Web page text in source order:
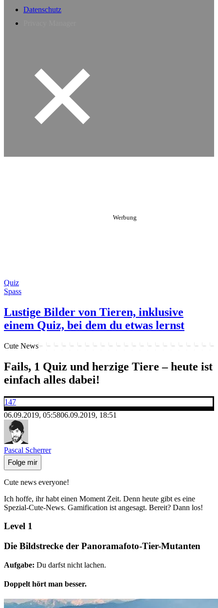
Datenschutz
Quiz
Spass
Lustige Bilder von Tieren, inklusive
einem Quiz, bei dem du etwas lernst
Cute News
Fails, 1 Quiz und herzige Tiere – heute ist
einfach alles dabei!
147
06.09.2019, 05:5806.09.2019, 18:51
Pascal Scherrer
Folge mir
Cute news everyone!
Ich hoffe, ihr habt einen Moment Zeit. Denn heute gibt es eine
Spezial-Cute-News. Gamification ist angesagt. Bereit? Dann los!
Level 1
Die Bildstrecke der Panoramafoto-Tier-Mutanten
Aufgabe: Du darfst nicht lachen.
Doppelt hört man besser.